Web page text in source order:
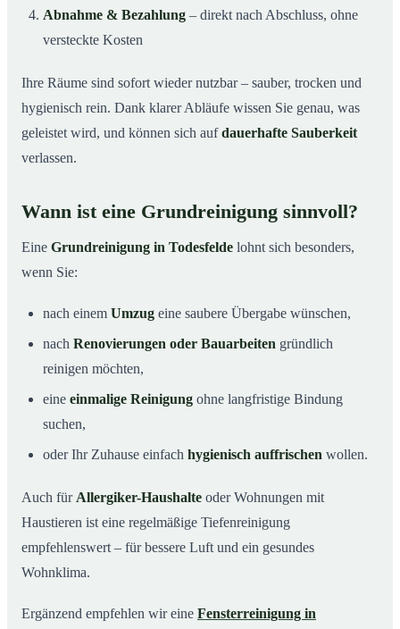
Abnahme & Bezahlung – direkt nach Abschluss, ohne
versteckte Kosten
Ihre Räume sind sofort wieder nutzbar – sauber, trocken und
hygienisch rein. Dank klarer Abläufe wissen Sie genau, was
geleistet wird, und können sich aufdauerhafte Sauberkeit
verlassen.
Wann ist eine Grundreinigung sinnvoll?
Eine Grundreinigung in Todesfelde lohnt sich besonders,
wenn Sie:
nach einem Umzug eine saubere Übergabe wünschen,
nach Renovierungen oder Bauarbeiten gründlich
reinigen möchten,
eine einmalige Reinigung ohne langfristige Bindung
suchen,
oder Ihr Zuhause einfach hygienisch auffrischen wollen.
Auch für Allergiker-Haushalte oder Wohnungen mit
Haustieren ist eine regelmäßige Tiefenreinigung
empfehlenswert – für bessere Luft und ein gesundes
Wohnklima.
Ergänzend empfehlen wir eine Fensterreinigung in